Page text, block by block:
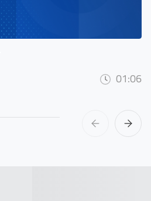
01:06